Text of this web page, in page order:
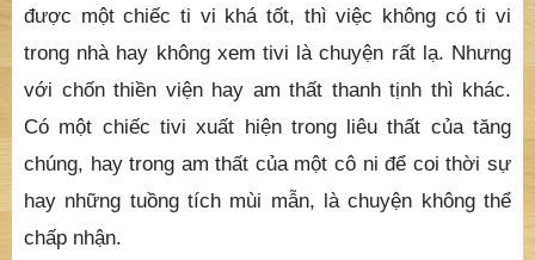
được một chiếc ti vi khá tốt, thì việc không có ti vi
trong nhà hay không xem tivi là chuyện rất lạ. Nhưng
với chốn thiền viện hay am thất thanh tịnh thì khác.
Có một chiếc tivi xuất hiện trong liêu thất của tăng
chúng, hay trong am thất của một cô ni để coi thời sự
hay những tuồng tích mùi mẫn, là chuyện không thể
chấp nhận.